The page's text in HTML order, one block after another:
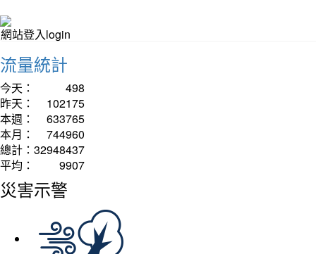
網站登入login
流量統計
今天：
498
昨天：
102175
本週：
633765
本月：
744960
總計： 32948437
平均：
9907
災害示警